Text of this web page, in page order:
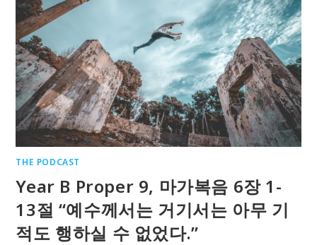
THE PODCAST
Year B Proper 9, 마가복음 6장 1-
13절 “예수께서는 거기서는 아무 기
적도 행하실 수 없었다.”